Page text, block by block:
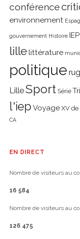
conférence
environnement
gouvernement Histoire IEP
lillelittérature
politique
LilleSport Série
l'iep Voyage XV de
CA
EN DIRECT
Nombre de visiteurs au
16 584
Nombre de visiteurs au
126 475